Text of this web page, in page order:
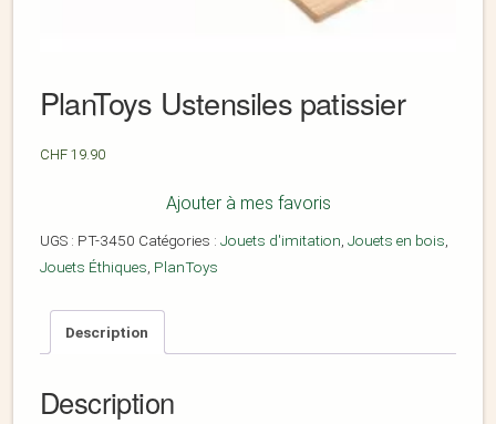
PlanToys Ustensiles patissier
CHF 19.90
Ajouter à mes favoris
UGS : PT-3450 Catégories : Jouets d'imitation, Jouets en bois,
Jouets Éthiques, PlanToys
Description
Description